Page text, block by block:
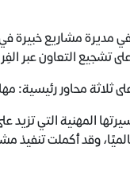
مديرة مشاريع خبيرة
تشجيع التعاون عبر
ثلاثة محاور رئيسية: